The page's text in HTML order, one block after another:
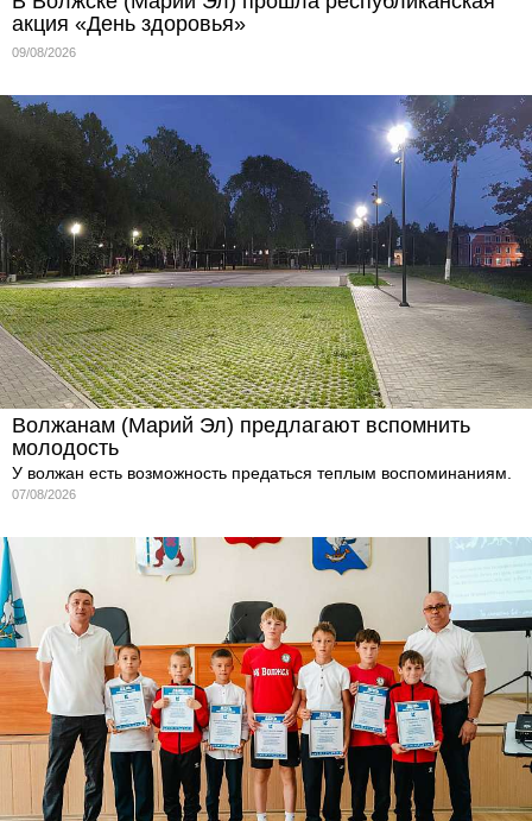
акция «День здоровья»
09/08/2026
Волжанам (Марий Эл) предлагают вспомнить
молодость
У волжан есть возможность предаться теплым воспоминаниям.
07/08/2026